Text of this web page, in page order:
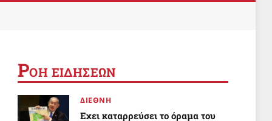
ΡΟΗ ΕΙΔΗΣΕΩΝ
ΔΙΕΘΝΗ
Εχει καταρρεύσει το όραμα του